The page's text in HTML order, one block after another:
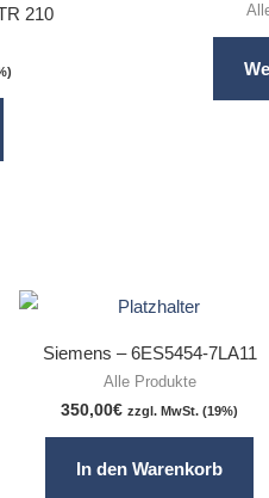
210
Siemens – 6ES5454-7LA11
Alle Produkte
350,00€ zzgl. MwSt. (19%)
In den Warenkorb